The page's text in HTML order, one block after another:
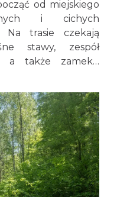
od miejskiego
i cichych
Na trasie czekają
stawy, zespół
a także zamek…